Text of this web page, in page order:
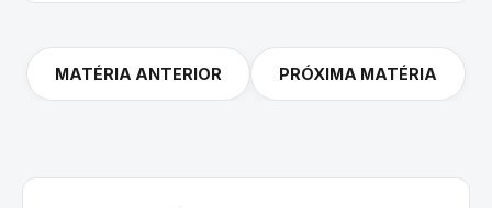
MATÉRIA ANTERIOR PRÓXIMA MATÉRIA